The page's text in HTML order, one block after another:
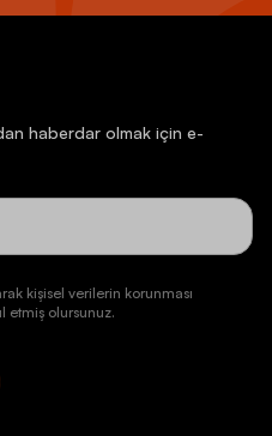
haberdar olmak için e-
kişisel verilerin korunması
etmiş olursunuz.